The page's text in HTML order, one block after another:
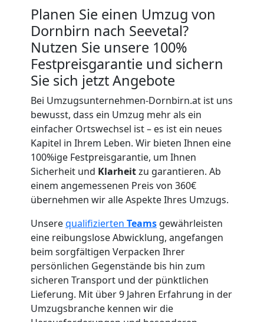
Planen Sie einen Umzug von
Dornbirn nach Seevetal?
Nutzen Sie unsere 100%
Festpreisgarantie und sichern
Sie sich jetzt Angebote
Bei Umzugsunternehmen-Dornbirn.at ist uns
bewusst, dass ein Umzug mehr als ein
einfacher Ortswechsel ist – es ist ein neues
Kapitel in Ihrem Leben. Wir bieten Ihnen eine
100%ige Festpreisgarantie, um Ihnen
Sicherheit und Klarheitzu garantieren. Ab
einem angemessenen Preis von 360€
übernehmen wir alle Aspekte Ihres Umzugs.
Unserequalifizierten Teams gewährleisten
eine reibungslose Abwicklung, angefangen
beim sorgfältigen Verpacken Ihrer
persönlichen Gegenstände bis hin zum
sicheren Transport und der pünktlichen
Lieferung. Mit über 9 Jahren Erfahrung in der
Umzugsbranche kennen wir die
Dornbirn
Umzug
für
Senioren
Dornbirn
Fernumzug
Dornbirn